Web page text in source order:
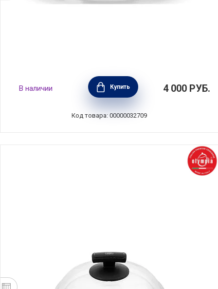
Крышка 33 Carati, диаметр 24 см, стекло,
Barazzoni, Италия, 84913502497
В наличии Купить 4 000 РУБ.
Код товара: 00000032709